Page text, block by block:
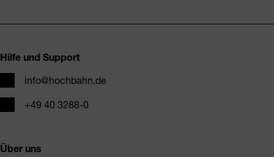
Hilfe und Support
E-Mailinfo@hochbahn.de
Telefon+49 40 3288-0
Über uns